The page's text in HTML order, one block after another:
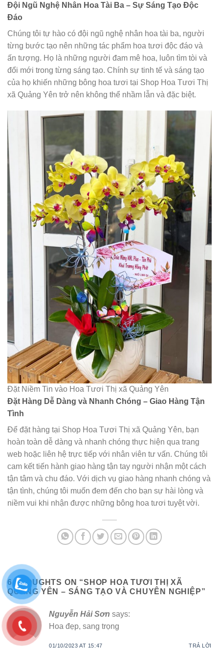
Đội Ngũ Nghệ Nhân Hoa Tài Ba – Sự Sáng Tạo Độc
Đáo
Chúng tôi tự hào có đội ngũ nghệ nhân hoa tài ba, người
từng bước tạo nên những tác phẩm hoa tươi độc đáo và
ấn tượng. Họ là những người đam mê hoa, luôn tìm tòi và
đổi mới trong từng sáng tạo. Chính sự tinh tế và sáng tạo
của họ khiến những bông hoa tươi tại Shop Hoa Tươi Thị
xã Quảng Yên trở nên không thể nhầm lẫn và đặc biệt.
Đặt Niềm Tin vào Hoa Tươi Thị xã Quảng Yên
Đặt Hàng Dễ Dàng và Nhanh Chóng – Giao Hàng Tận
Tình
Để đặt hàng tại Shop Hoa Tươi Thị xã Quảng Yên, bạn
hoàn toàn dễ dàng và nhanh chóng thực hiện qua trang
web hoặc liên hệ trực tiếp với nhân viên tư vấn. Chúng tôi
cam kết tiến hành giao hàng tận tay người nhận một cách
tận tâm và chu đáo. Với dịch vụ giao hàng nhanh chóng và
tận tình, chúng tôi muốn đem đến cho bạn sự hài lòng và
niềm vui khi nhận được những bông hoa tươi tuyệt vời.
6 THOUGHTS ON “SHOP HOA TƯƠI THỊ XÃ
QUẢNG YÊN – SÁNG TẠO VÀ CHUYÊN NGHIỆP”
Nguyễn Hải Sơn says:
Hoa đẹp, sang trọng
01/10/2023 AT 15:47 TRẢ LỜI